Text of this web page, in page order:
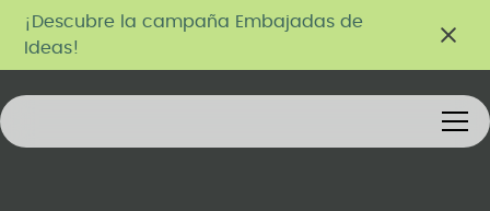
¡Descubre la campaña Embajadas de
Ideas!